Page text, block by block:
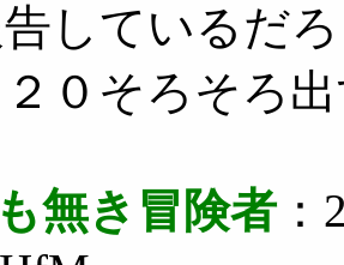
しているだ
２０そろそろ
無き冒険者